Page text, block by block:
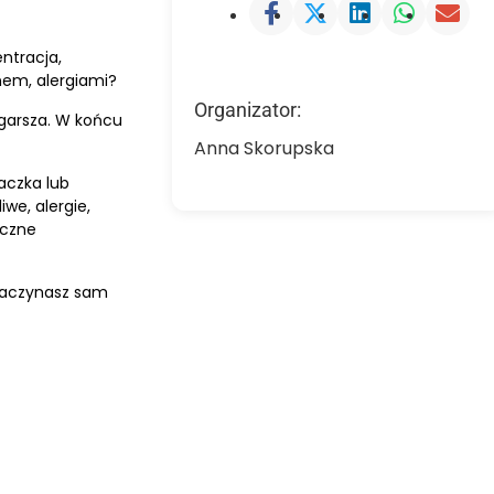
alergiami?
W końcu
lub
alergie,
sam
Organizator:
Anna Skorupska